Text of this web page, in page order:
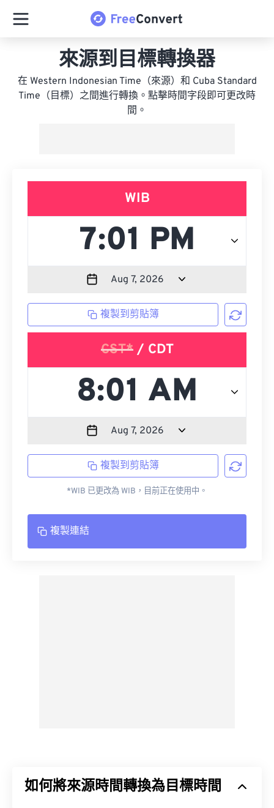
來源到目標轉換器
在 Western Indonesian Time（來源）和 Cuba Standard
Time（目標）之間進行轉換。點擊時間字段即可更改時
間。
WIB
複製到剪貼簿
CST*/ CDT
複製到剪貼簿
*WIB 已更改為 WIB，目前正在使用中。
複製連結
如何將來源時間轉換為目標時間